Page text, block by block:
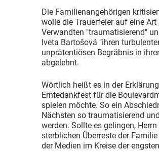
Die Familienangehörigen
wolle die Trauerfeier auf eine
Verwandten "traumatisierend"
Iveta Bartošová "ihren
unprätentiösen Begräbnis in
abgelehnt.
Wörtlich heißt es in der
Erntedankfest für die
spielen möchte. So ein
Nächsten so traumatisierend
werden. Sollte es gelingen,
sterblichen Überreste der
der Medien im Kreise der